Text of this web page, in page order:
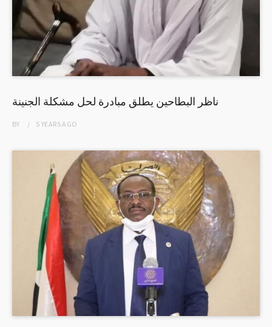
ناظر البطاحين يطلق مبادرة لحل مشكلة الجنينة
BY 5 YEARSAGO